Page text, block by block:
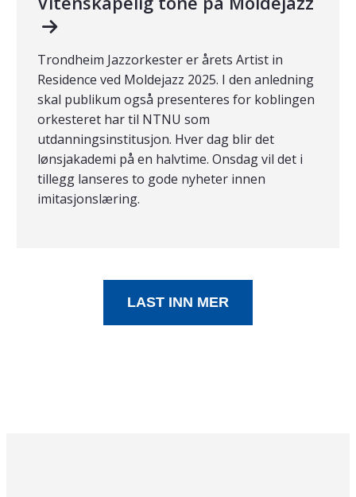
Trondheim Jazzorkester er årets Artist in
Residence ved Moldejazz 2025. I den anledning
skal publikum også presenteres for koblingen
orkesteret har til NTNU som
utdanningsinstitusjon. Hver dag blir det
lønsjakademi på en halvtime. Onsdag vil det i
tillegg lanseres to gode nyheter innen
imitasjonslæring.
LAST INN MER